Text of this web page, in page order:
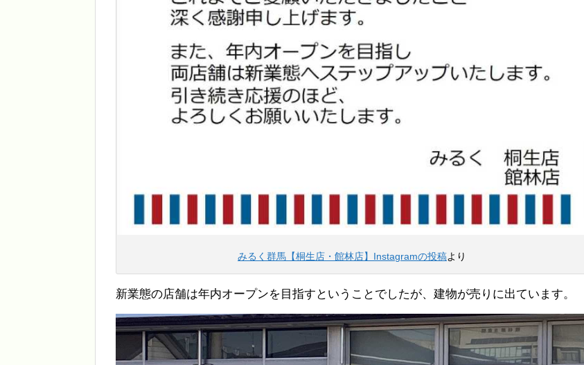
みるく群馬【桐生店・館林店】Instagramの投稿より
新業態の店舗は年内オープンを目指すということでしたが、建物が売りに出ています。